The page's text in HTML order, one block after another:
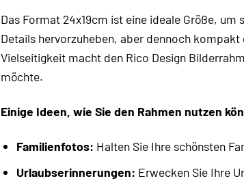
Das Format 24x19cm ist eine ideale Größe,
Details hervorzuheben, aber dennoch
Vielseitigkeit macht den Rico Design
möchte.
Einige Ideen, wie Sie den Rahmen nutzen
Familienfotos: Halten Sie Ihre schönsten
Urlaubserinnerungen: Erwecken Sie Ihre